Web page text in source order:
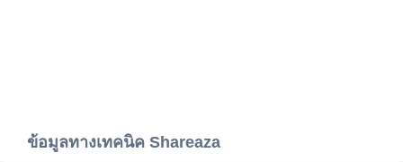
ข้อมูลทางเทคนิค Shareaza